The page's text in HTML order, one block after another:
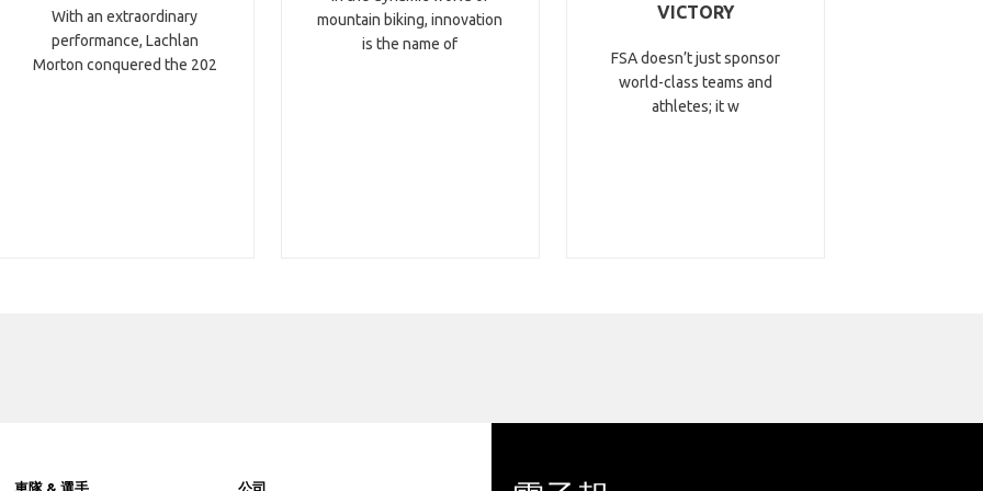
With an extraordinary
performance, Lachlan
Morton conquered the 202
mountain biking, innovation
is the name of
VICTORY
FSA doesn’t just sponsor
world-class teams and
athletes; it w
車隊 & 選手 公司